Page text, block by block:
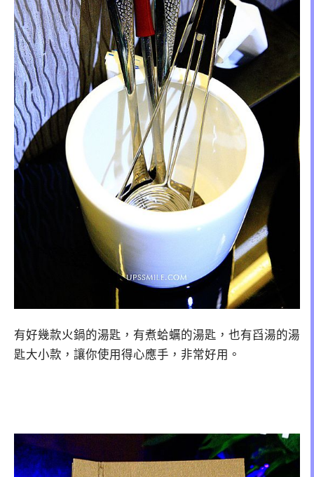
有好幾款火鍋的湯匙，有煮蛤蠣的湯匙，也有舀湯的湯
匙大小款，讓你使用得心應手，非常好用。